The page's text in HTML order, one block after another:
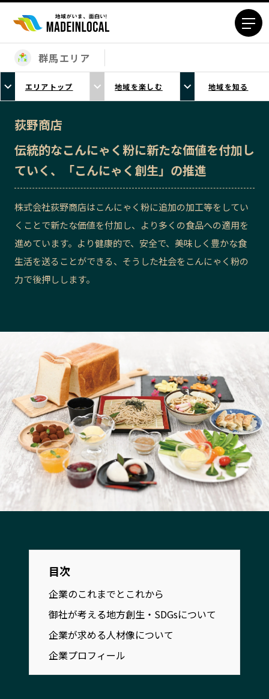
エリアから探す
北海道エリア
青森エリア
岩手エリア
福島エリア
茨城エリア
栃木エリア
群馬エリア
埼玉エリア
千葉エリア
東京23区エリア
多摩エリア
神奈川エリア
新潟エリア
富山エリア
石川エリア
福井エリア
山梨エリア
長野エリア
北摂エリア
河内エリア
兵庫エリア
奈良エリア
和歌山エリア
鳥取エリア
島根エリア
岡山エリア
広島エリア
山口エリア
徳島エリア
香川エリア
愛媛エリア
高知エリア
福岡エリア
佐賀エリア
長崎エリア
沖縄エリア
カテゴリから探す
特集コンテンツ
地域を代表する 企業100選
プレスリリース
MILCプロジェクト
選出企業特別対談
群馬エリア
エリアトップ 地域を楽しむ 地域を知る
荻野商店
伝統的なこんにゃく粉に新たな価値を付加し
ていく、「こんにゃく創生」の推進
株式会社荻野商店はこんにゃく粉に追加の加工等をしてい
くことで新たな価値を付加し、より多くの食品への適用を
進めています。より健康的で、安全で、美味しく豊かな食
生活を送ることができる、そうした社会をこんにゃく粉の
力で後押しします。
目次
企業のこれまでとこれから
御社が考える地方創生・SDGsについて
企業が求める人材像について
企業プロフィール